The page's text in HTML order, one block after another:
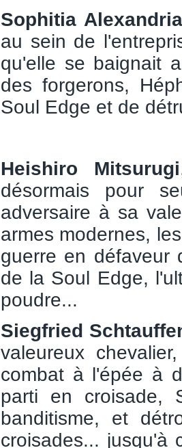
Sophitia Alexandria
au sein de
qu'elle se baignait
des forgerons,
Soul Edge et de
Heishiro Mitsurugi
désormais pour
adversaire à sa
armes modernes,
guerre en défaveur
de la Soul Edge,
poudre...
Siegfried
valeureux
combat à l'épée à
parti en croisade,
banditisme, et
croisades... jusqu'à